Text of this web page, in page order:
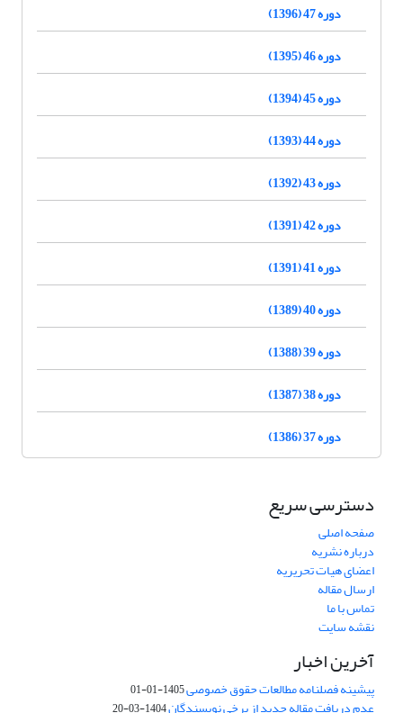
دوره 47 (1396)
دوره 46 (1395)
دوره 45 (1394)
دوره 44 (1393)
دوره 43 (1392)
دوره 42 (1391)
دوره 41 (1391)
دوره 40 (1389)
دوره 39 (1388)
دوره 38 (1387)
دوره 37 (1386)
دسترسی سریع
صفحه اصلی
درباره نشریه
اعضای هیات تحریریه
ارسال مقاله
تماس با ما
نقشه سایت
آخرین اخبار
پیشینه فصلنامه مطالعات حقوق خصوصی1405-01-01
عدم دریافت مقاله جدید از برخی نویسندگان1404-03-20